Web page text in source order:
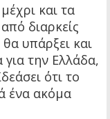
και τα
διαρκείς
θα υπάρξει και
την Ελλάδα,
ότι το
ένα ακόμα